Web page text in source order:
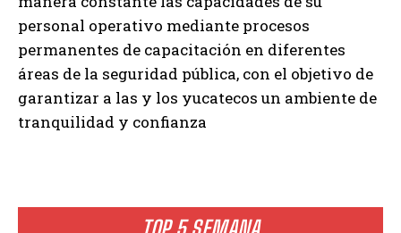
personal operativo mediante procesos
permanentes de capacitación en diferentes
áreas de la seguridad pública, con el objetivo de
garantizar a las y los yucatecos un ambiente de
tranquilidad y confianza